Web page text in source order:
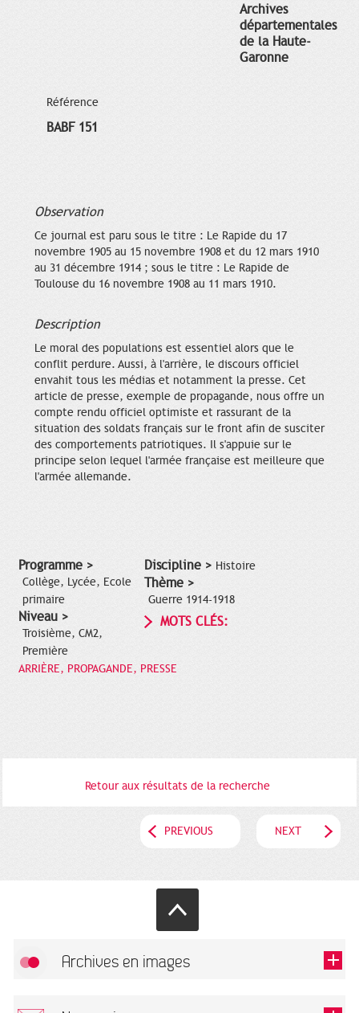
Archives
départementales
de la Haute-
Garonne
Référence
BABF 151
Observation
Ce journal est paru sous le titre : Le Rapide du 17
novembre 1905 au 15 novembre 1908 et du 12 mars 1910
au 31 décembre 1914 ; sous le titre : Le Rapide de
Toulouse du 16 novembre 1908 au 11 mars 1910.
Description
Le moral des populations est essentiel alors que le
conflit perdure. Aussi, à l'arrière, le discours officiel
envahit tous les médias et notamment la presse. Cet
article de presse, exemple de propagande, nous offre un
compte rendu officiel optimiste et rassurant de la
situation des soldats français sur le front afin de susciter
des comportements patriotiques. Il s'appuie sur le
principe selon lequel l'armée française est meilleure que
l'armée allemande.
Programme >
Collège, Lycée, Ecole
primaire
Niveau >
Troisième, CM2,
Première
Discipline > Histoire
Thème >
Guerre 1914-1918
MOTS CLÉS:
ARRIÈRE, PROPAGANDE, PRESSE
Retour aux résultats de la recherche
PREVIOUS NEXT
Archives en images